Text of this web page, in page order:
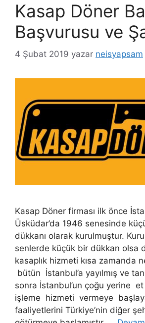
Kasap Döner
Başvurusu ve
4 Şubat 2019 yazar neisyapsam
Kasap Döner firması ilk önce
Üsküdar’da 1946 senesinde
dükkanı olarak kurulmuştur.
senlerde küçük bir dükkan olsa
kasaplık hizmeti kısa zamanda
bütün İstanbul’a yayılmış ve
sonra İstanbul’un çoğu yerine
işleme hizmeti vermeye
faaliyetlerini Türkiye’nin diğer